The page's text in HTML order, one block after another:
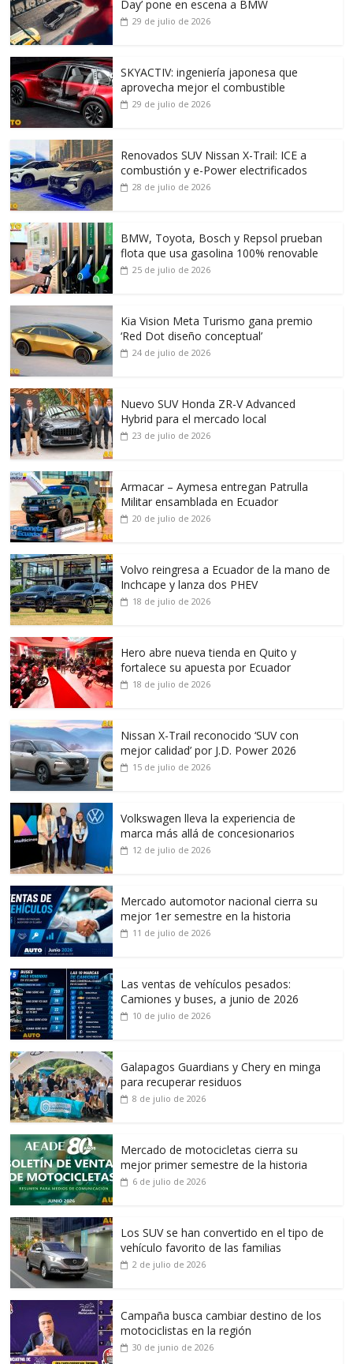
Day’ pone en escena a BMW
29 de julio de 2026
SKYACTIV: ingeniería japonesa que
aprovecha mejor el combustible
29 de julio de 2026
Renovados SUV Nissan X-Trail: ICE a
combustión y e-Power electrificados
28 de julio de 2026
BMW, Toyota, Bosch y Repsol prueban
flota que usa gasolina 100% renovable
25 de julio de 2026
Kia Vision Meta Turismo gana premio
‘Red Dot diseño conceptual’
24 de julio de 2026
Nuevo SUV Honda ZR-V Advanced
Hybrid para el mercado local
23 de julio de 2026
Armacar – Aymesa entregan Patrulla
Militar ensamblada en Ecuador
20 de julio de 2026
Volvo reingresa a Ecuador de la mano de
Inchcape y lanza dos PHEV
18 de julio de 2026
Hero abre nueva tienda en Quito y
fortalece su apuesta por Ecuador
18 de julio de 2026
Nissan X-Trail reconocido ‘SUV con
mejor calidad’ por J.D. Power 2026
15 de julio de 2026
Volkswagen lleva la experiencia de
marca más allá de concesionarios
12 de julio de 2026
Mercado automotor nacional cierra su
mejor 1er semestre en la historia
11 de julio de 2026
Las ventas de vehículos pesados:
Camiones y buses, a junio de 2026
10 de julio de 2026
Galapagos Guardians y Chery en minga
para recuperar residuos
8 de julio de 2026
Mercado de motocicletas cierra su
mejor primer semestre de la historia
6 de julio de 2026
Los SUV se han convertido en el tipo de
vehículo favorito de las familias
2 de julio de 2026
Campaña busca cambiar destino de los
motociclistas en la región
30 de junio de 2026